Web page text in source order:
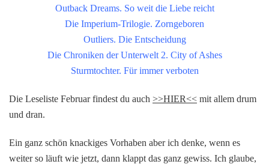
Outback Dreams. So weit die Liebe reicht
Die Imperium-Trilogie. Zorngeboren
Outliers. Die Entscheidung
Die Chroniken der Unterwelt 2. City of Ashes
Sturmtochter. Für immer verboten
Die Leseliste Februar findest du auch >>HIER<< mit allem drum
und dran.
Ein ganz schön knackiges Vorhaben aber ich denke, wenn es
weiter so läuft wie jetzt, dann klappt das ganz gewiss. Ich glaube,